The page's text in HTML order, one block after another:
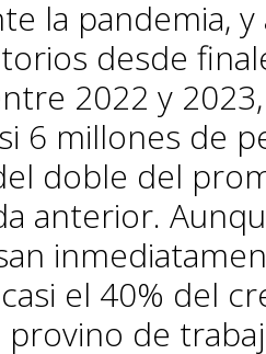
la pandemia,
desde
2022 y
6 millones de
doble del
anterior.
el 40% del
provino de